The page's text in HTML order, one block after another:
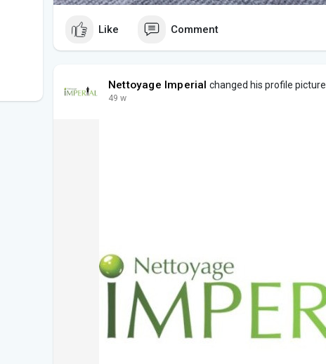
Like Comment
Nettoyage Imperial changed his profile picture
49 w